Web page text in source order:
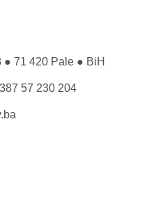
● 71 420 Pale ● BiH
57 230 204